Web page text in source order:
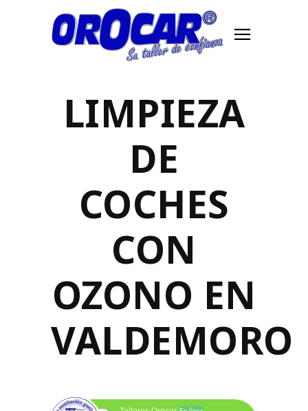
LIMPIEZA
DE
COCHES
CON
OZONO EN
VALDEMORO